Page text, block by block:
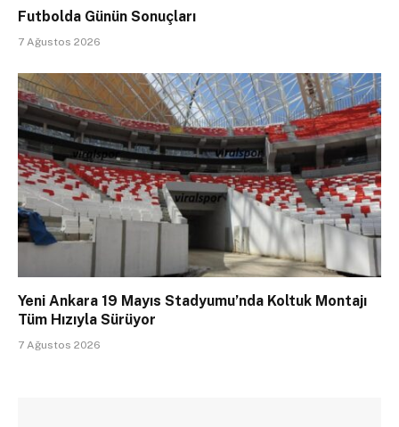
Futbolda Günün Sonuçları
7 Ağustos 2026
Yeni Ankara 19 Mayıs Stadyumu’nda Koltuk Montajı
Tüm Hızıyla Sürüyor
7 Ağustos 2026